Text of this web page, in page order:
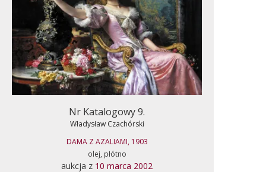
Nr Katalogowy 9.
Władysław Czachórski
DAMA Z AZALIAMI, 1903
olej, płótno
aukcja z 10 marca 2002